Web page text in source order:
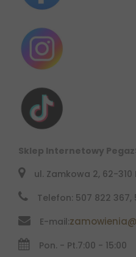
Sklep Internetowy
ul. Zamkowa 2, 62-310
Telefon: 507 822 367,
E-mail:
Pon. - Pt.7:00 - 15:00